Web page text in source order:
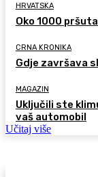
HRVATSKA
Oko 1000
CRNA KRONIKA
Gdje završava
MAGAZIN
Uključili ste
vaš automobil
Učitaj više